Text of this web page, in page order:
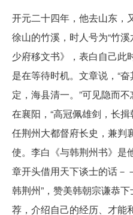
开元二十四年，他去山东，
徐山的竹溪，时人号为“竹
少府移文书》，表白自己此
是在等待时机。文章说，“
定，海县清一。”可见隐而
在襄阳，“高冠佩雄剑，长揖
任荆州大都督府长史，兼判
使。李白《与韩荆州书》是
章开头借用天下谈士的话－
韩荆州”，赞美韩朝宗谦恭
荐，介绍自己的经历、才能